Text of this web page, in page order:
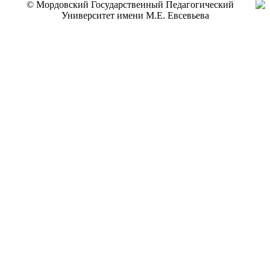
© Мордовский Государственный Педагогический
Университет имени М.Е. Евсевьева